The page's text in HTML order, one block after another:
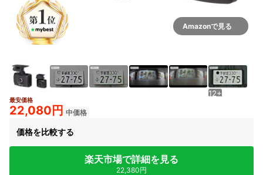
Amazonで見る
12+
最安価格
22,080円 中価格
価格を比較する
楽天市場で詳細を見る
22,380円